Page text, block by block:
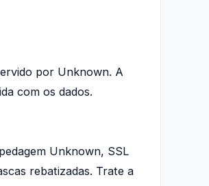
por Unknown. A
com os dados.
Unknown, SSL
rebatizadas. Trate a